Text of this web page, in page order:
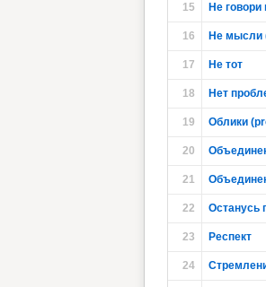
15 Не говори
16 Не мысли
17 Не тот
18 Нет
19 Облики
20
21
22 Останусь
23 Респект
24